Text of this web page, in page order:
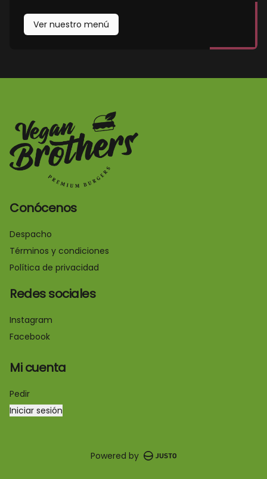
Ver nuestro menú
Conócenos
Despacho
Términos y condiciones
Política de privacidad
Redes sociales
Instagram
Facebook
Mi cuenta
Pedir
Iniciar sesión
Powered by